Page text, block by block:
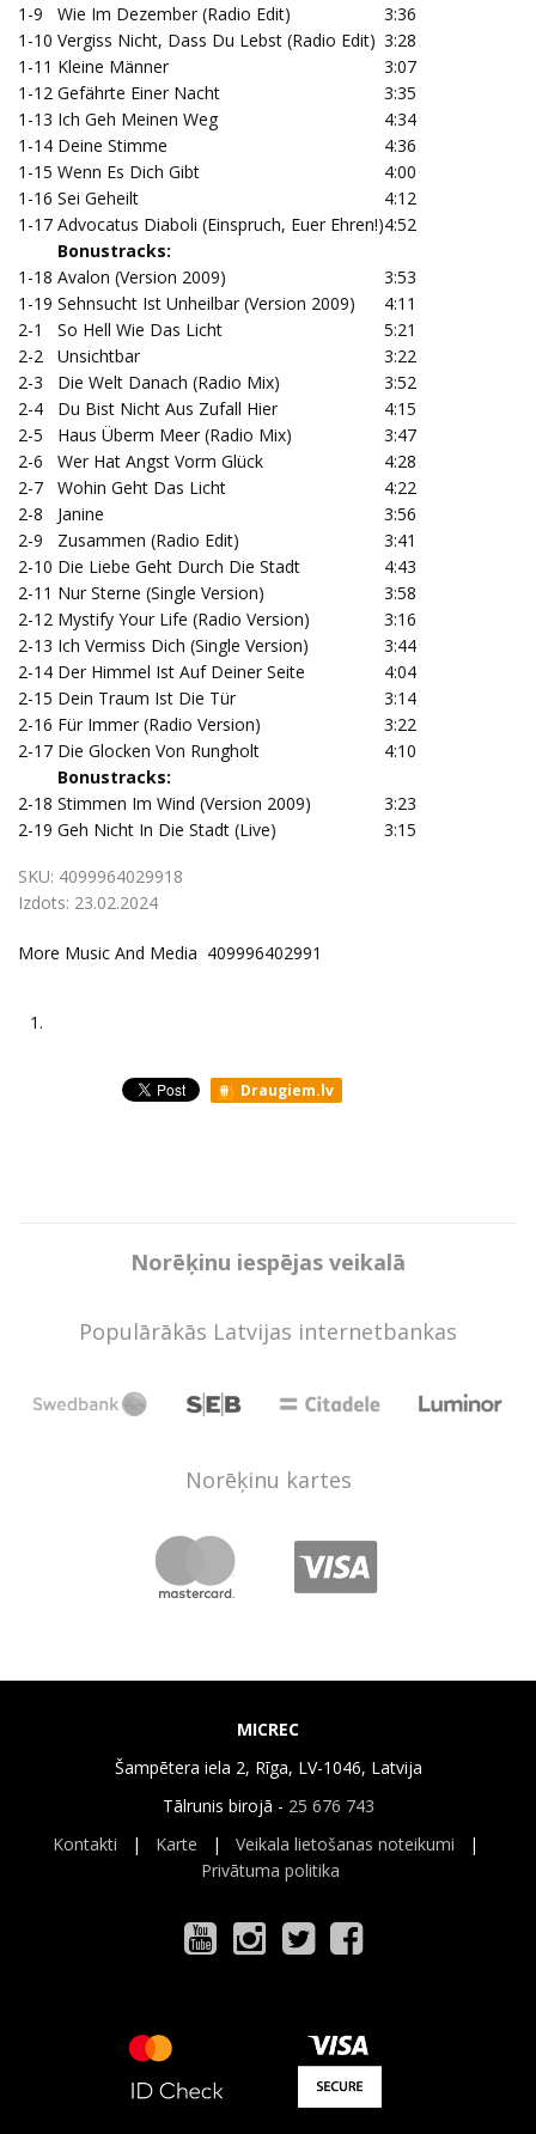
1-9
Wie Im Dezember (Radio Edit)
3:36
1-10 Vergiss Nicht, Dass Du Lebst (Radio Edit) 3:28
1-11 Kleine Männer
3:07
1-12 Gefährte Einer Nacht
3:35
1-13 Ich Geh Meinen Weg
4:34
1-14 Deine Stimme
4:36
1-15 Wenn Es Dich Gibt
4:00
1-16 Sei Geheilt
4:12
1-17 Advocatus Diaboli (Einspruch, Euer Ehren!)4:52
Bonustracks:
1-18 Avalon (Version 2009)
3:53
1-19 Sehnsucht Ist Unheilbar (Version 2009)
4:11
2-1
So Hell Wie Das Licht
5:21
2-2
Unsichtbar
3:22
2-3
Die Welt Danach (Radio Mix)
3:52
2-4
Du Bist Nicht Aus Zufall Hier
4:15
2-5
Haus Überm Meer (Radio Mix)
3:47
2-6
Wer Hat Angst Vorm Glück
4:28
2-7
Wohin Geht Das Licht
4:22
2-8
Janine
3:56
2-9
Zusammen (Radio Edit)
3:41
2-10 Die Liebe Geht Durch Die Stadt
4:43
2-11 Nur Sterne (Single Version)
3:58
2-12 Mystify Your Life (Radio Version)
3:16
2-13 Ich Vermiss Dich (Single Version)
3:44
2-14 Der Himmel Ist Auf Deiner Seite
4:04
2-15 Dein Traum Ist Die Tür
3:14
2-16 Für Immer (Radio Version)
3:22
2-17 Die Glocken Von Rungholt
4:10
Bonustracks:
2-18 Stimmen Im Wind (Version 2009)
3:23
2-19 Geh Nicht In Die Stadt (Live) 3:15
SKU: 4099964029918
Izdots: 23.02.2024
More Music And Media 409996402991
1.
Draugiem.lv
Norēķinu iespējas veikalā
Populārākās Latvijas internetbankas
Norēķinu kartes
MICREC
Šampētera iela 2, Rīga, LV-1046, Latvija
Tālrunis birojā - 25 676 743
Kontakti | Karte | Veikala lietošanas noteikumi |
Privātuma politika